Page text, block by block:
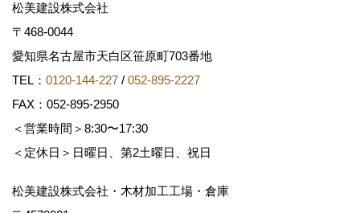
松美建設株式会社
〒468-0044
愛知県名古屋市天白区笹原町703番地
TEL： 0120-144-227 / 052-895-2227
FAX：052-895-2950
＜営業時間＞8:30〜17:30
＜定休日＞日曜日、第2土曜日、祝日
松美建設株式会社・木材加工工場・倉庫